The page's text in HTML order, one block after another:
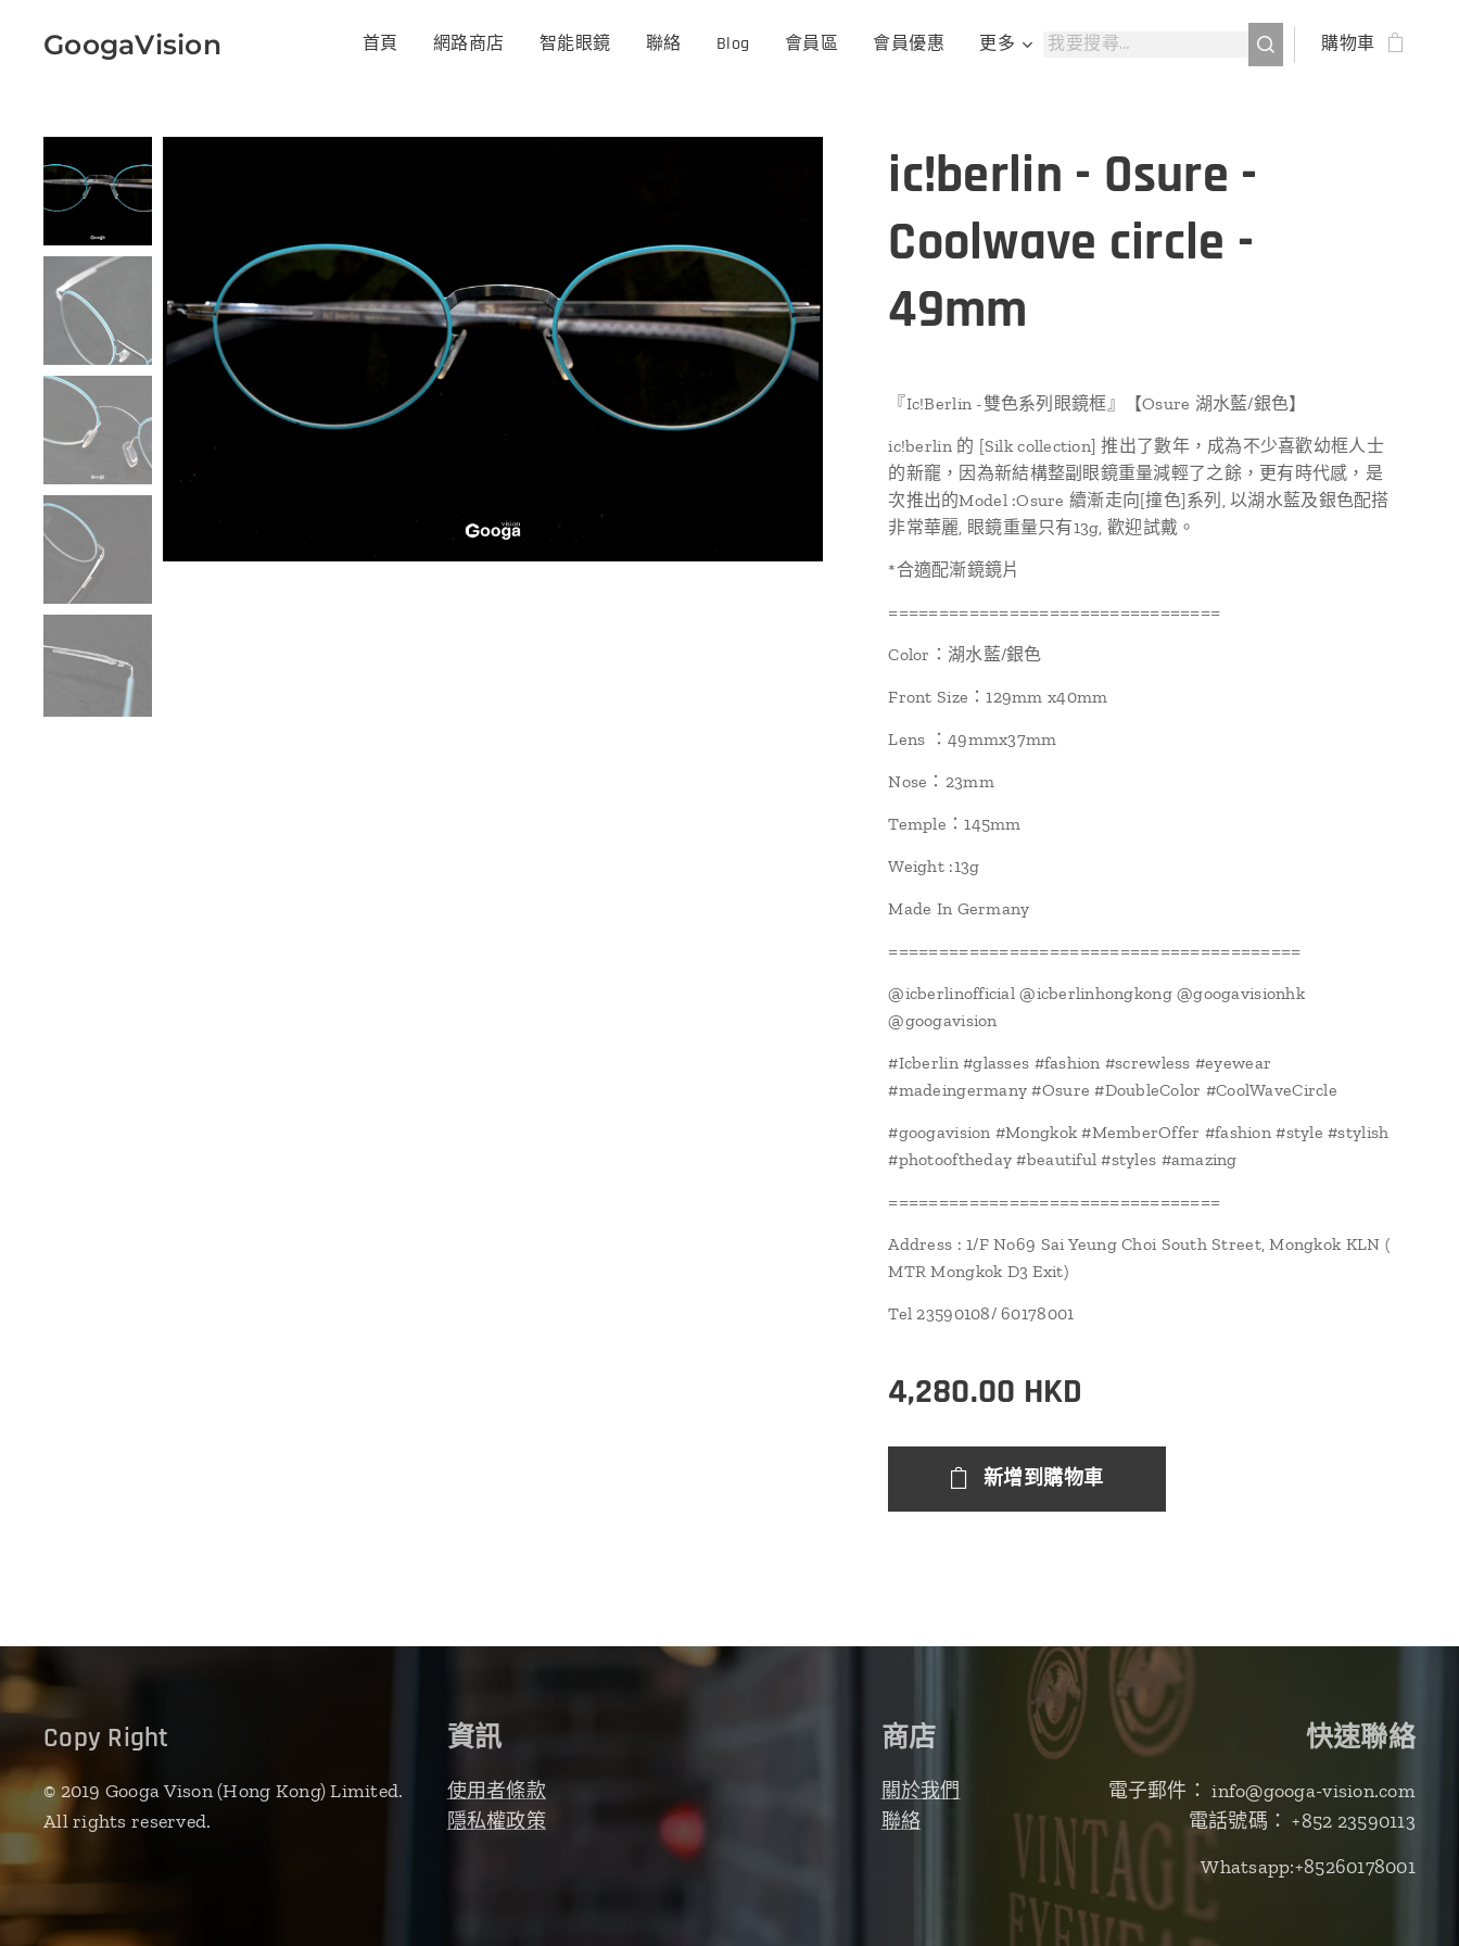
GoogaVision 首頁 網路商店 智能眼鏡 聯絡 Blog 會員區 會員優惠 更多 購物車
ic!berlin - Osure -
Coolwave circle -
49mm
『Ic!Berlin -雙色系列眼鏡框』【Osure 湖水藍/銀色】
ic!berlin 的 [Silk collection] 推出了數年，成為不少喜歡幼框人士
的新竉，因為新結構整副眼鏡重量減輕了之餘，更有時代感，是
次推出的Model :Osure 續漸走向[撞色]系列, 以湖水藍及銀色配搭
非常華麗, 眼鏡重量只有13g, 歡迎試戴。
*合適配漸鏡鏡片
=================================
Color：湖水藍/銀色
Front Size：129mm x40mm
Lens ：49mmx37mm
Nose：23mm
Temple：145mm
Weight :13g
Made In Germany
=========================================
@icberlinofficial @icberlinhongkong @googavisionhk
@googavision
#Icberlin #glasses #fashion #screwless #eyewear
#madeingermany #Osure #DoubleColor #CoolWaveCircle
#googavision #Mongkok #MemberOffer #fashion #style #stylish
#photooftheday #beautiful #styles #amazing
=================================
Address : 1/F No69 Sai Yeung Choi South Street, Mongkok KLN (
MTR Mongkok D3 Exit)
Tel 23590108/ 60178001
4,280.00 HKD
新增到購物車
Copy Right
© 2019 Googa Vison (Hong Kong) Limited.
All rights reserved.
資訊
使用者條款
隱私權政策
商店
關於我們
聯絡
快速聯絡
電子郵件： info@googa-vision.com
電話號碼： +852 23590113
Whatsapp:+85260178001